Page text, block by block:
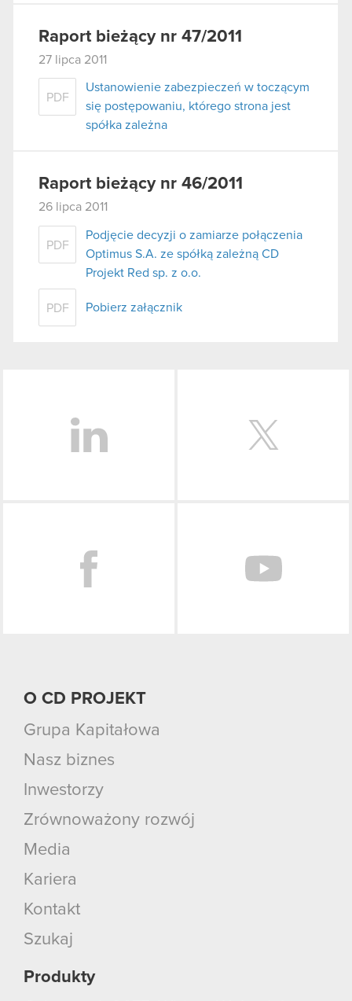
Raport bieżący nr 47/2011
27 lipca 2011
PDF
Ustanowienie zabezpieczeń w toczącym
się postępowaniu, którego strona jest
spółka zależna
Raport bieżący nr 46/2011
26 lipca 2011
PDF
Podjęcie decyzji o zamiarze połączenia
Optimus S.A. ze spółką zależną CD
Projekt Red sp. z o.o.
PDF Pobierz załącznik
O CD PROJEKT
Grupa Kapitałowa
Nasz biznes
Inwestorzy
Zrównoważony rozwój
Media
Kariera
Kontakt
Szukaj
Produkty